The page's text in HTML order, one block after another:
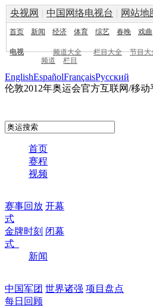
央视网 | 中国网络电视台 | 网站地
首页 新闻 经济 体育 综艺 春晚 戏曲
电视 频道大全 栏目大全 节目大
频道
栏目
EnglishEspañolFrançaisPусский
伦敦2012年奥运会官方互联网/移
首页
赛程
视频
赛事回放 开幕
式
金牌时刻 闭幕
式
新闻
中国军团 世界诸强 项目盘点
每日回顾